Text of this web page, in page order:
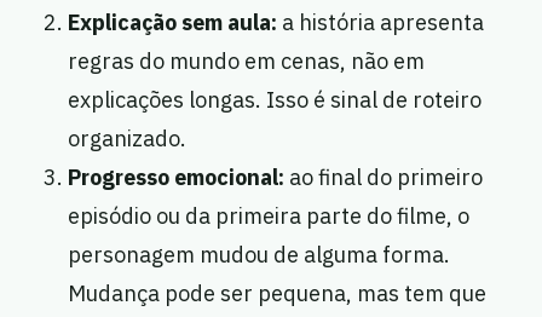
Explicação sem aula: a história apresenta
regras do mundo em cenas, não em
explicações longas. Isso é sinal de roteiro
organizado.
Progresso emocional: ao final do primeiro
episódio ou da primeira parte do filme, o
personagem mudou de alguma forma.
Mudança pode ser pequena, mas tem que